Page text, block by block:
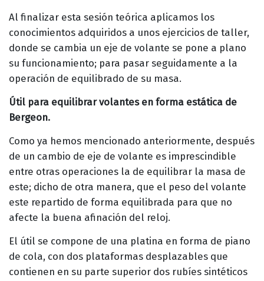
Al finalizar esta sesión teórica aplicamos los
conocimientos adquiridos a unos ejercicios de taller,
donde se cambia un eje de volante se pone a plano
su funcionamiento; para pasar seguidamente a la
operación de equilibrado de su masa.
Útil para equilibrar volantes en forma estática de
Bergeon.
Como ya hemos mencionado anteriormente, después
de un cambio de eje de volante es imprescindible
entre otras operaciones la de equilibrar la masa de
este; dicho de otra manera, que el peso del volante
este repartido de forma equilibrada para que no
afecte la buena afinación del reloj.
El útil se compone de una platina en forma de piano
de cola, con dos plataformas desplazables que
contienen en su parte superior dos rubíes sintéticos